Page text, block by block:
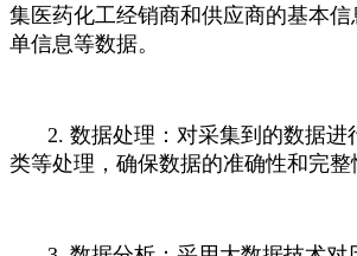
集医药化工经销商和供应商的基本
单信息等数据。
2. 数据处理：对采集到的数据进
类等处理，确保数据的准确性和完整